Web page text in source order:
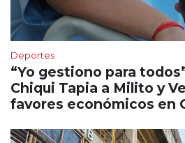
Deportes
“Yo gestiono para
Chiqui Tapia a Milito y
favores económicos en